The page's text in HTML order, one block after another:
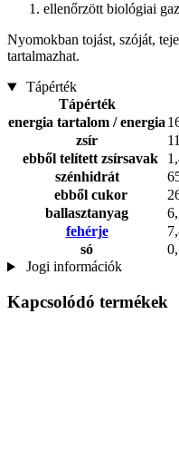
ellenőrzött biológiai
Nyomokban tojást, szóját,
tartalmazhat.
Tápérték
Tápérték
energia tartalom / energia
zsír
ebből telített zsírsavak
szénhidrát
ebből cukor
ballasztanyag
fehérje
só
Jogi információk
Kapcsolódó termékek